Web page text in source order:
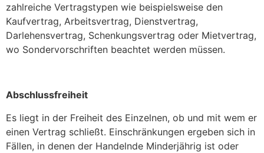
zahlreiche Vertragstypen wie beispielsweise den
Kaufvertrag, Arbeitsvertrag, Dienstvertrag,
Darlehensvertrag, Schenkungsvertrag oder Mietvertrag,
wo Sondervorschriften beachtet werden müssen.
Abschlussfreiheit
Es liegt in der Freiheit des Einzelnen, ob und mit wem er
einen Vertrag schließt. Einschränkungen ergeben sich in
Fällen, in denen der Handelnde Minderjährig ist oder